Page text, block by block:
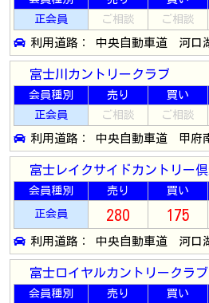
正会員
ご相談 ご相談
利用道路： 中央自動車道 河口
富士川カントリークラブ
会員種別 売り 買い
正会員
ご相談 ご相談
利用道路： 中央自動車道 甲府
富士レイクサイドカントリー
会員種別 売り 買い
正会員 280 175
利用道路： 中央自動車道 河口
富士ロイヤルカントリークラブ
会員種別 売り 買い